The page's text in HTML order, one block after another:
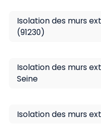
Isolation des murs
(91230)
Isolation des murs
Seine
Isolation des murs